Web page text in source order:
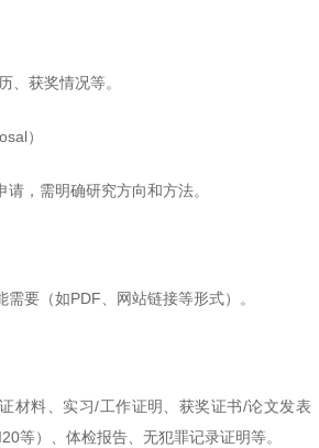
、获奖情况等。
）
，需明确研究方向和方法。
要（如PDF、网站链接等形式）。
材料、实习/工作证明、获奖证书/论文发表
等）、体检报告、无犯罪记录证明等。